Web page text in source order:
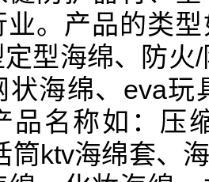
业。产品的类
型海绵、防火
状海绵、eva
品名称如：压
筒ktv海绵套、